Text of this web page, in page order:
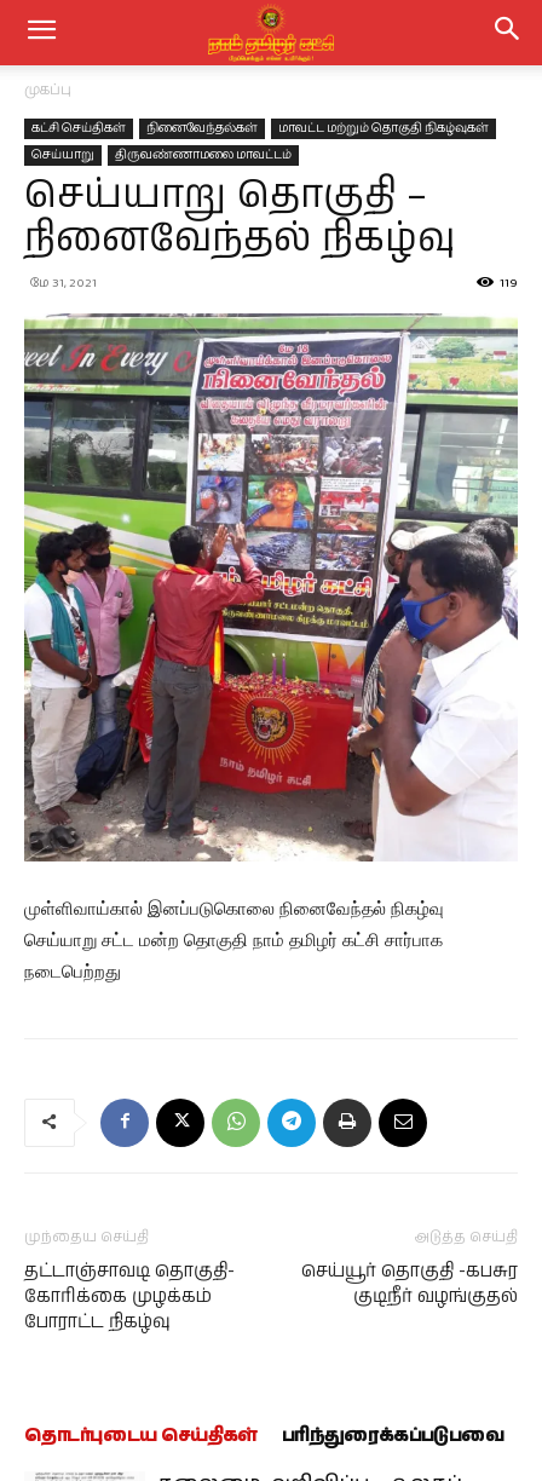
முகப்பு
கட்சி செய்திகள் நினைவேந்தல்கள்
மாவட்ட மற்றும் தொகுதி நிகழ்வுகள்
செய்யாறு
திருவண்ணாமலை மாவட்டம்
செய்யாறு தொகுதி –
நினைவேந்தல் நிகழ்வு
மே 31, 2021 119
முள்ளிவாய்கால் இனப்படுகொலை நினைவேந்தல் நிகழ்வு
செய்யாறு சட்ட மன்ற தொகுதி நாம் தமிழர் கட்சி சார்பாக
நடைபெற்றது
முந்தைய செய்தி
தட்டாஞ்சாவடி தொகுதி-
கோரிக்கை முழக்கம்
போராட்ட நிகழ்வு
அடுத்த செய்தி
செய்யூர் தொகுதி -கபசுர
குடிநீர் வழங்குதல்
தொடர்புடைய செய்திகள் பரிந்துரைக்கப்படுபவை